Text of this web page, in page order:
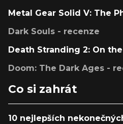
Metal Gear Solid V: The
Dark Souls - recenze
Death Stranding 2: On
Doom: The Dark Ages -
Co si zahrát
10 nejlepších